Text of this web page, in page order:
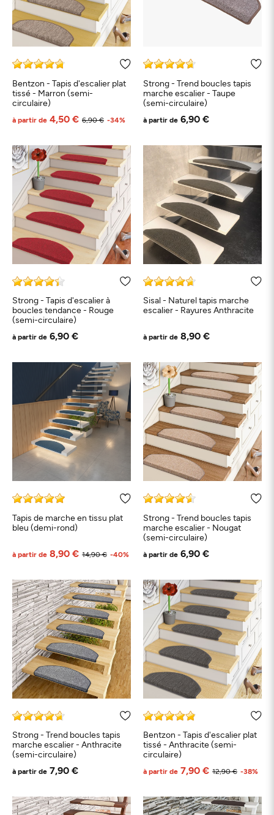
Bentzon - Tapis d'escalier plat
tissé - Marron (semi-
circulaire)
6,90 €
à partir de 4,50 € -34%
Strong - Trend boucles tapis
marche escalier - Taupe
(semi-circulaire)
à partir de 6,90 €
Strong - Tapis d'escalier à
boucles tendance - Rouge
(semi-circulaire)
à partir de 6,90 €
Sisal - Naturel tapis marche
escalier - Rayures Anthracite
à partir de 8,90 €
Tapis de marche en tissu plat
bleu (demi-rond)
14,90 €
à partir de 8,90 € -40%
Strong - Trend boucles tapis
marche escalier - Nougat
(semi-circulaire)
à partir de 6,90 €
Strong - Trend boucles tapis
marche escalier - Anthracite
(semi-circulaire)
à partir de 7,90 €
Bentzon - Tapis d'escalier plat
tissé - Anthracite (semi-
circulaire)
12,90 €
à partir de 7,90 € -38%